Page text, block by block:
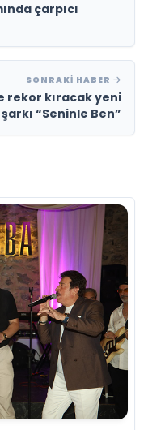
çarpıcı
SONRAKI HABER
rekor kıracak yeni
şarkı “Seninle Ben”